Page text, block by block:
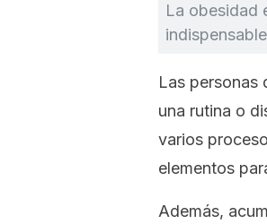
La obesidad
Las personas
una rutina o
varios
elementos
Además,